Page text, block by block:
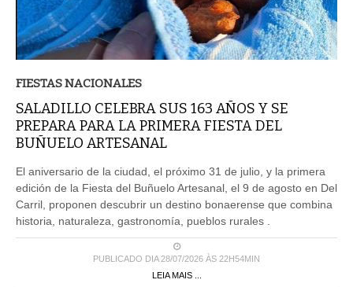
FIESTAS NACIONALES
SALADILLO CELEBRA SUS 163 AÑOS Y SE
PREPARA PARA LA PRIMERA FIESTA DEL
BUÑUELO ARTESANAL
El aniversario de la ciudad, el próximo 31 de julio, y la primera
edición de la Fiesta del Buñuelo Artesanal, el 9 de agosto en Del
Carril, proponen descubrir un destino bonaerense que combina
historia, naturaleza, gastronomía, pueblos rurales .
PUBLICADO DIA 28/07/2026 ÀS 22H54MIN
LEIA MAIS ...